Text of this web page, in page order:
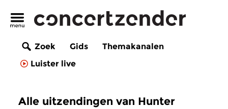
Zoek Gids
Themakanalen
Luister live
Alle uitzendingen van Hunter